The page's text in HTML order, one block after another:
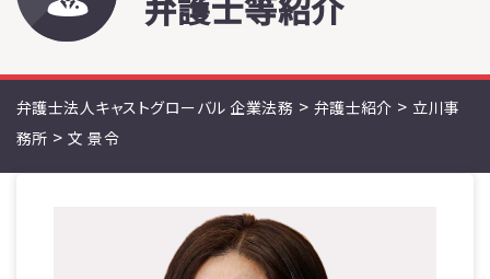
弁護士法人キャストグローバル 企業法務 > 弁護士紹介 > 立川事
務所 >文 景令